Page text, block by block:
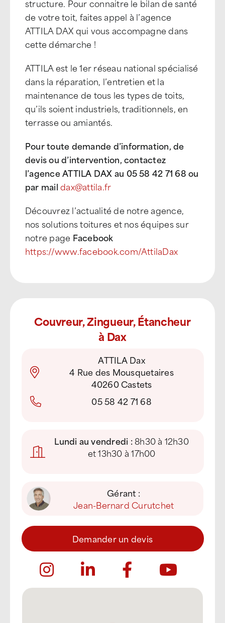
structure. Pour connaitre le bilan de santé
de votre toit, faites appel à l’agence
ATTILA DAX qui vous accompagne dans
cette démarche !
ATTILA est le 1er réseau national spécialisé
dans la réparation, l’entretien et la
maintenance de tous les types de toits,
qu’ils soient industriels, traditionnels, en
terrasse ou amiantés.
Pour toute demande d’information, de
devis ou d’intervention, contactez
l’agence ATTILA DAX au 05 58 42 71 68 ou
par maildax@attila.fr
Découvrez l’actualité de notre agence,
nos solutions toitures et nos équipes sur
notre page Facebook
https://www.facebook.com/AttilaDax
Couvreur, Zingueur, Étancheur
à Dax
ATTILA Dax
4 Rue des Mousquetaires
40260 Castets
05 58 42 71 68
Lundi au vendredi :8h30 à 12h30
et 13h30 à 17h00
Gérant :
Jean-Bernard Curutchet
Demander un devis